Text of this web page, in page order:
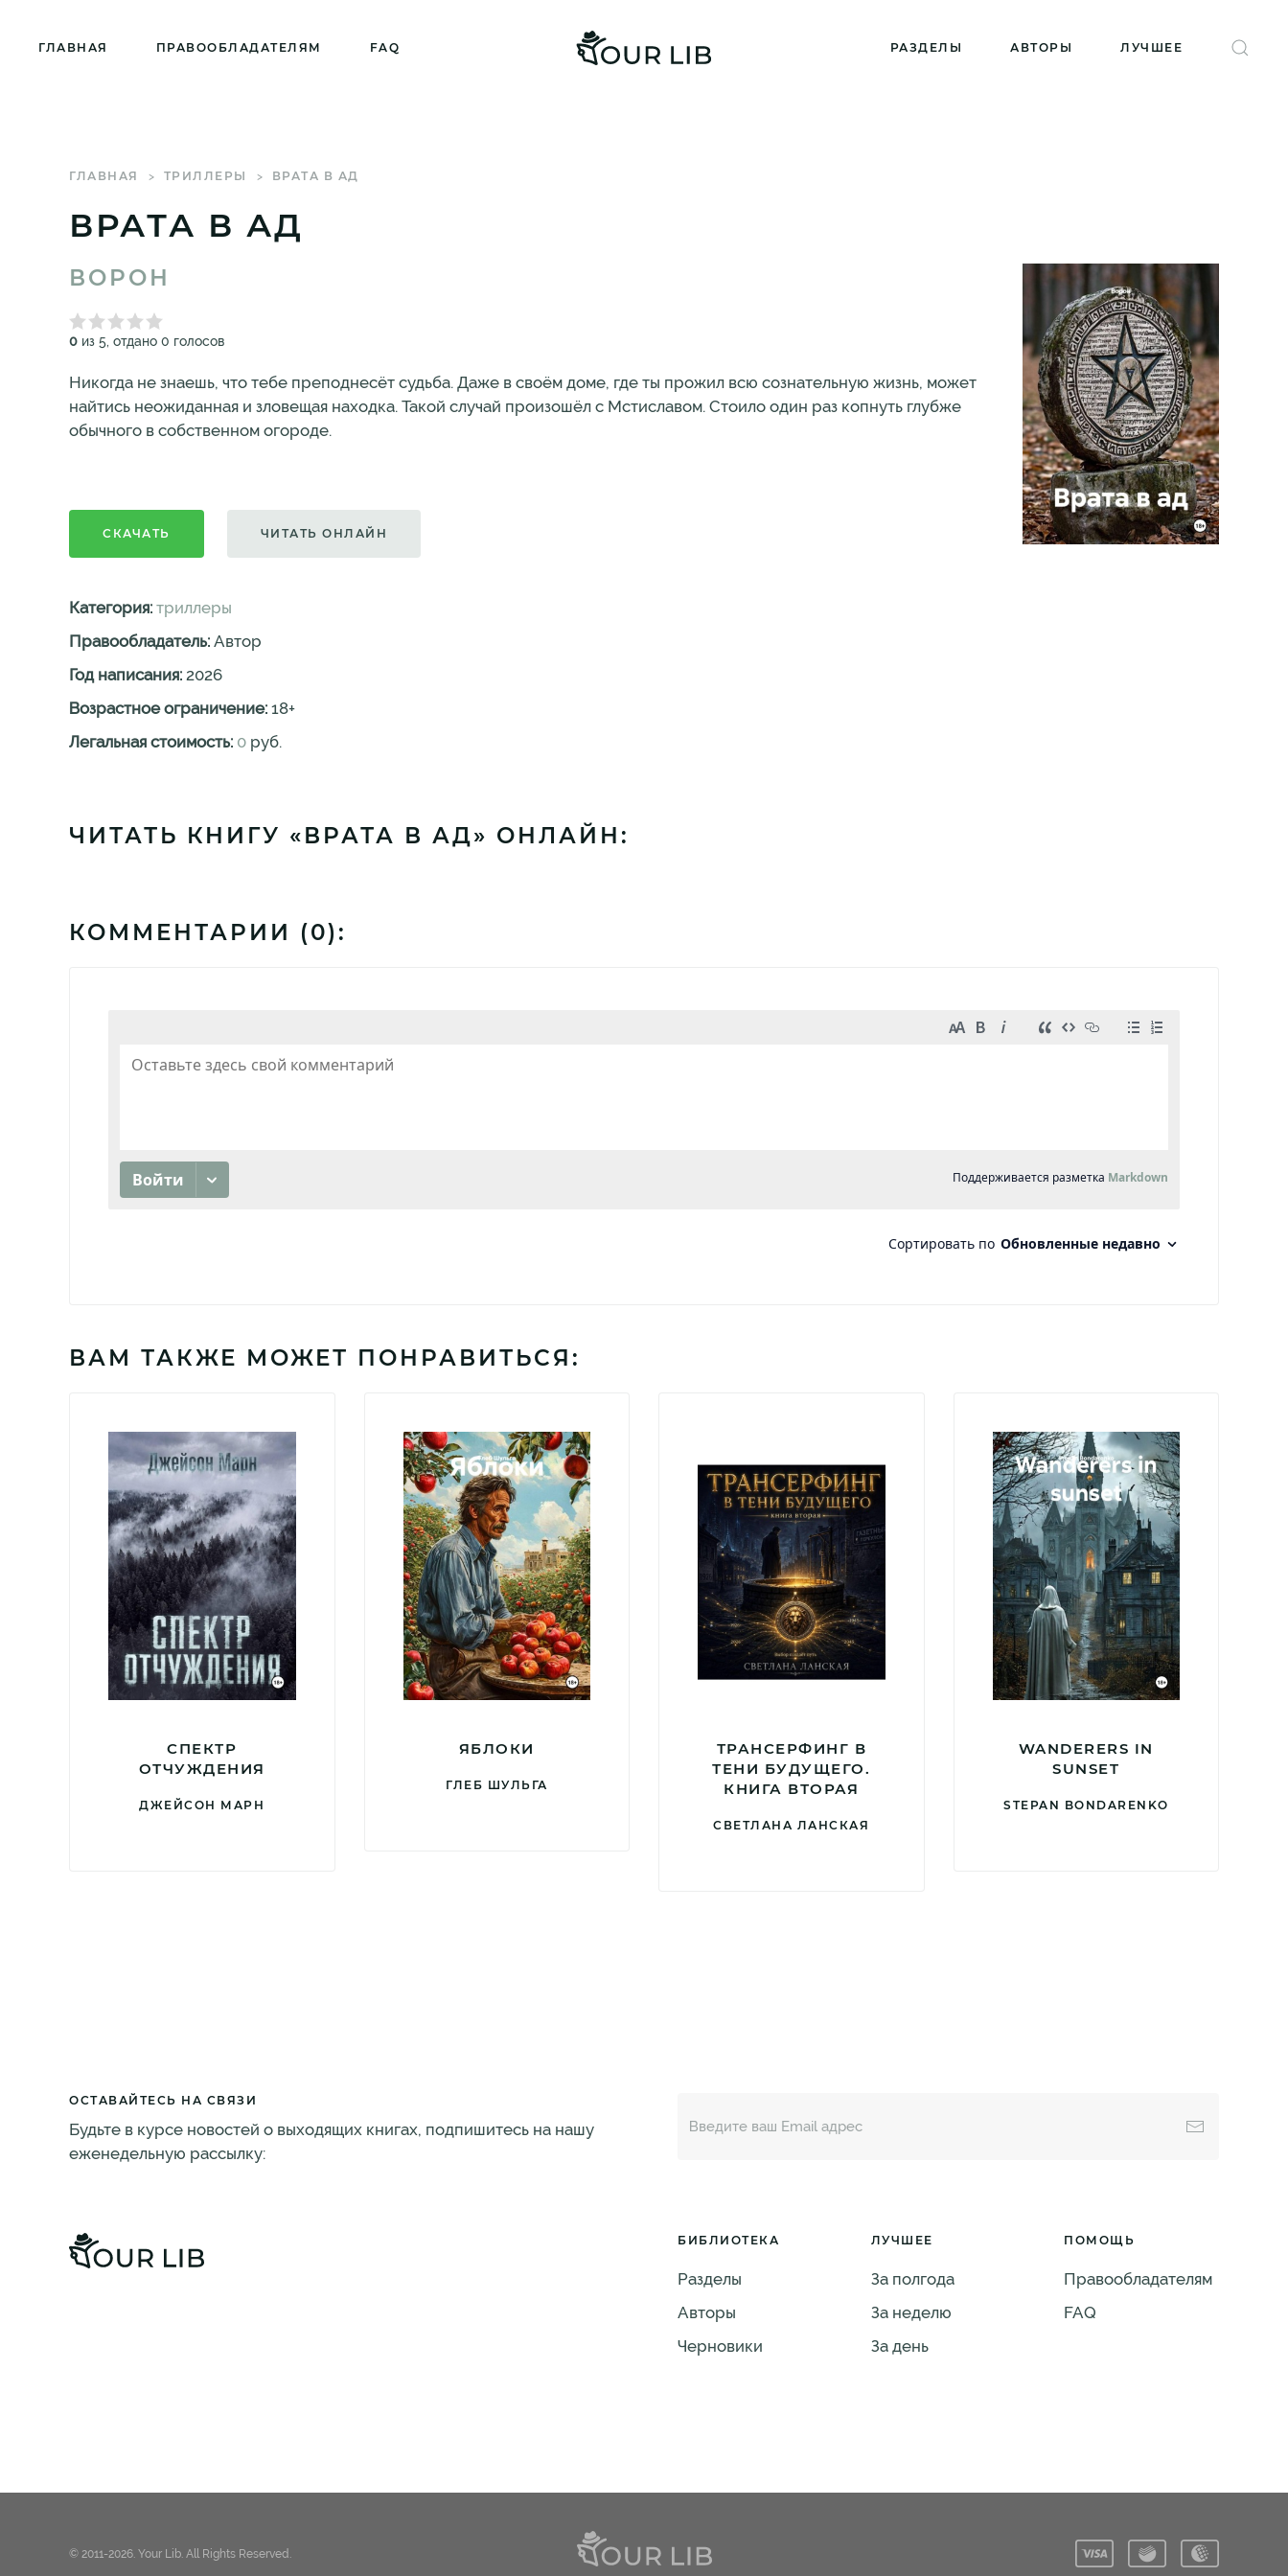
ГЛАВНАЯ ПРАВООБЛАДАТЕЛЯМ FAQ РАЗДЕЛЫ АВТОРЫ ЛУЧШЕЕ
ГЛАВНАЯ ТРИЛЛЕРЫ ВРАТА В АД
ВРАТА В АД
ВОРОН
0 из 5, отдано 0 голосов
Никогда не знаешь, что тебе преподнесёт судьба. Даже в своём доме, где ты прожил всю сознательную жизнь, может
найтись неожиданная и зловещая находка. Такой случай произошёл с Мстиславом. Стоило один раз копнуть глубже
обычного в собственном огороде.
СКАЧАТЬ ЧИТАТЬ ОНЛАЙН
Категория: триллеры
Правообладатель: Автор
Год написания: 2026
Возрастное ограничение: 18+
Легальная стоимость: 0 руб.
ЧИТАТЬ КНИГУ «ВРАТА В АД» ОНЛАЙН:
КОММЕНТАРИИ (0):
ВАМ ТАКЖЕ МОЖЕТ ПОНРАВИТЬСЯ:
СПЕКТР
ОТЧУЖДЕНИЯ
ДЖЕЙСОН МАРН
ЯБЛОКИ
ГЛЕБ ШУЛЬГА
ТРАНСЕРФИНГ В
ТЕНИ БУДУЩЕГО.
КНИГА ВТОРАЯ
СВЕТЛАНА ЛАНСКАЯ
WANDERERS IN
SUNSET
STEPAN BONDARENKO
ОСТАВАЙТЕСЬ НА СВЯЗИ
Будьте в курсе новостей о выходящих книгах, подпишитесь на нашу
еженедельную рассылку:
БИБЛИОТЕКА
Разделы
Авторы
Черновики
ЛУЧШЕЕ
За полгода
За неделю
За день
ПОМОЩЬ
Правообладателям
FAQ
© 2011-2026. Your Lib. All Rights Reserved.